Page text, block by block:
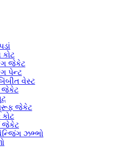
જેકેટ
પેન્ટ
વેસ્ટ
જેકેટ
જેકેટ
કોટ
જેકેટ
ઝભ્ભો